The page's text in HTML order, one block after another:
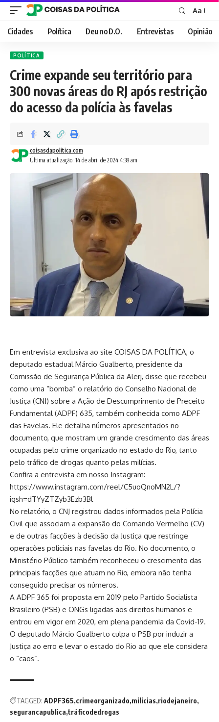
Font
Resizer
Aa
Cidades Política Deu no D.O. Entrevistas Opinião
POLÍTICA
Crime expande seu território para
300 novas áreas do RJ após restrição
do acesso da polícia às favelas
Última atualização: 14 de abril de 2024 4:38 am
coisasdapolitica.com
Em entrevista exclusiva ao site COISAS DA POLÍTICA, o
deputado estadual Márcio Gualberto, presidente da
Comissão de Segurança Pública da Alerj, disse que recebeu
como uma “bomba” o relatório do Conselho Nacional de
Justiça (CNJ) sobre a Ação de Descumprimento de Preceito
Fundamental (ADPF) 635, também conhecida como ADPF
das Favelas. Ele detalha números apresentados no
documento, que mostram um grande crescimento das áreas
ocupadas pelo crime organizado no estado do Rio, tanto
pelo tráfico de drogas quanto pelas milícias.
Confira a entrevista em nosso Instagram:
https://www.instagram.com/reel/C5uoQnoMN2L/?
igsh=dTYyZTZyb3Ezb3Bl
No relatório, o CNJ registrou dados informados pela Polícia
Civil que associam a expansão do Comando Vermelho (CV)
e de outras facções à decisão da Justiça que restringe
operações policiais nas favelas do Rio. No documento, o
Ministério Público também reconheceu o crescimento das
principais facções que atuam no Rio, embora não tenha
conseguido precisar os números.
A ADPF 365 foi proposta em 2019 pelo Partido Socialista
Brasileiro (PSB) e ONGs ligadas aos direitos humanos e
entrou em vigor em 2020, em plena pandemia da Covid-19.
O deputado Márcio Gualberto culpa o PSB por induzir a
Justiça ao erro e levar o estado do Rio ao que ele considera
o “caos”.
TAGGED: ADPF365 crimeorganizado milicias riodejaneiro
segurancapublica tráficodedrogas